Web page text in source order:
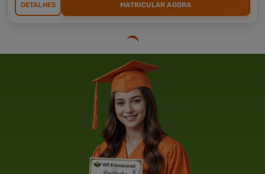
DETALHES MATRICULAR AGORA